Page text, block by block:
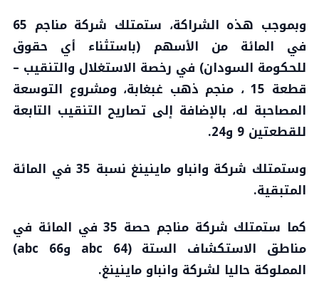
وبموجب هذه الشراكة، ستمتلك شركة مناجم 65
في المائة من الأسهم (باستثناء أي حقوق
للحكومة السودان) في رخصة الاستغلال والتنقيب –
قطعة 15 ، منجم ذهب غبغابة، ومشروع التوسعة
المصاحبة له، بالإضافة إلى تصاريح التنقيب التابعة
للقطعتين 9 و24.
وستمتلك شركة وانباو ماينينغ نسبة 35 في المائة
المتبقية.
كما ستمتلك شركة مناجم حصة 35 في المائة في
مناطق الاستكشاف الستة (64 abc و66 abc)
المملوكة حاليا لشركة وانباو ماينينغ.